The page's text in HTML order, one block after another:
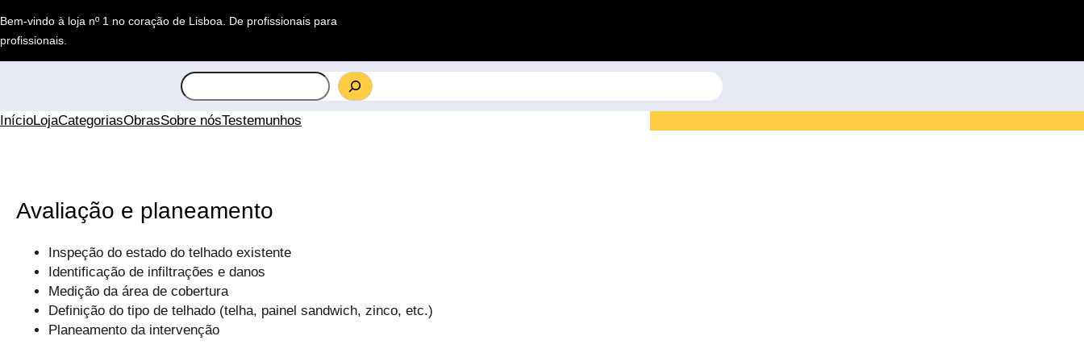
para
o
conteúdo
Bem-vindo à loja nº 1 no coração de Lisboa. De profissionais para
profissionais
S
e
a
InícioLojaCategoriasObrasSobre nósTestemunhos
Avaliação e planeamento
Inspeção do estado do telhado existente
Identificação de infiltrações e danos
Medição da área de cobertura
Definição do tipo de telhado (telha, painel sandwich, zinco, etc.)
Planeamento da intervenção